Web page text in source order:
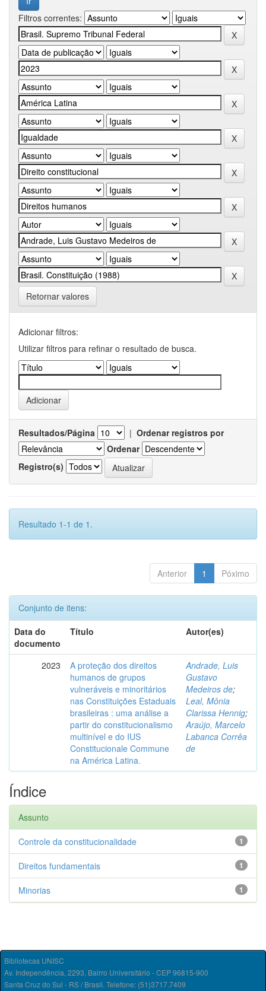
Filtros correntes:
Retornar valores
Adicionar filtros:
Utilizar filtros para refinar o resultado de busca.
Resultados/Página | Ordenar registros por
Ordenar
Registro(s)
Resultado 1-1 de 1.
Anterior 1 Póximo
Conjunto de itens:
Data do
documento
Título Autor(es)
2023
A proteção dos direitos
humanos de grupos
vulneráveis e minoritários
nas Constituições Estaduais
brasileiras : uma análise a
partir do constitucionalismo
multinível e do IUS
Constitucionale Commune
na América Latina.
Andrade, Luis
Gustavo
Medeiros de;
Leal, Mônia
Clarissa Hennig;
Araújo, Marcelo
Labanca Corrêa
de
Índice
Assunto
1
Controle da constitucionalidade
1
Direitos fundamentais
1
Minorias
Bibliotecas UNISC
Av. Independência, 2293, Bairro Universitário - CEP 96815-900
Santa Cruz do Sul - RS / Brasil. Telefone: (51)3717.7409